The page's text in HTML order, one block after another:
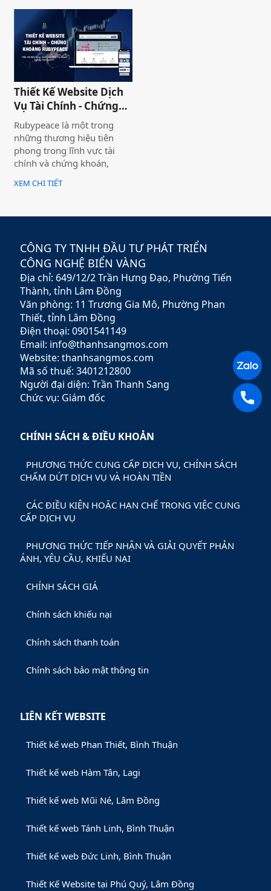
sắc. Một trang web bán
laptop trực tuyến có thể
cung cấp hình ảnh của một
thương hiệu hoặc nhiều
thương hiệu và nó giúp cho
khách hàng có cái nhìn chân
thực khách quan hơn, tiếp
cận nhiều thông tin hơn về
sản phẩm mà họ đang lựa
chọn
Thiết Kế Website Dịch
Vụ Tài Chính - Chứng
Khoán Rubypeace
Rubypeace là một trong
những thương hiệu tiên
phong trong lĩnh vực tài
chính và chứng khoán,
mang đến cho khách hàng
giải pháp đầu tư hiệu quả,
sứ mệnh hỗ trợ nhà đầu tư
chính vững chắc,
Rubypeace không chỉ cung
cấp các sản phẩm đa dạng
mà còn mang đến các dịch
vụ tư vấn chuyên nghiệp,
giúp khách hàng tối ưu hóa
lợi nhuận và giảm thiểu rủi
ro.
XEM CHI TIẾT
CÔNG TY TNHH ĐẦU TƯ PHÁT TRIỂN
CÔNG NGHỆ BIỂN VÀNG
Địa chỉ: 649/12/2 Trần Hưng Đạo, Phường Tiến
Thành, tỉnh Lâm Đồng
Văn phòng: 11 Trương Gia Mô, Phường Phan
Thiết, tỉnh Lâm Đồng
Điện thoại: 0901541149
Email: info@thanhsangmos.com
Website: thanhsangmos.com
Mã số thuế: 3401212800
Người đại diện: Trần Thanh Sang
Chức vụ: Giám đốc
CHÍNH SÁCH & ĐIỀU KHOẢN
PHƯƠNG THỨC CUNG CẤP DỊCH VỤ, CHÍNH SÁCH
CHẤM DỨT DỊCH VỤ VÀ HOÀN TIỀN
CÁC ĐIỀU KIỆN HOẶC HẠN CHẾ TRONG VIỆC CUNG
CẤP DỊCH VỤ
PHƯƠNG THỨC TIẾP NHẬN VÀ GIẢI QUYẾT PHẢN
ÁNH, YÊU CẦU, KHIẾU NẠI
CHÍNH SÁCH GIÁ
Chính sách khiếu nại
Chính sách thanh toán
Chính sách bảo mật thông tin
LIÊN KẾT WEBSITE
Thiết kế web Phan Thiết, Bình Thuận
Thiết kế web Hàm Tân, Lagi
Thiết kế web Mũi Né, Lâm Đồng
Thiết kế web Tánh Linh, Bình Thuận
Thiết kế web Đức Linh, Bình Thuận
Thiết Kế Website tại Phú Quý, Lâm Đồng